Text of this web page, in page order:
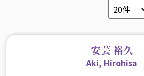
安芸 裕久
Aki, Hirohisa